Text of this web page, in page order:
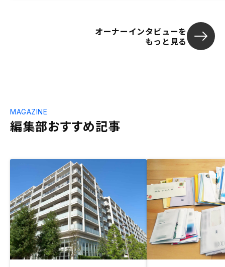
オーナーインタビューを
もっと見る
編集部おすすめ記事
MAGAZINE